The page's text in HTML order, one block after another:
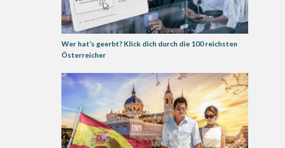
Wer hat’s geerbt? Klick dich durch die 100 reichsten
Österreicher